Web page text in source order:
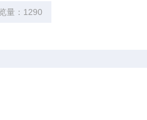
量：1290